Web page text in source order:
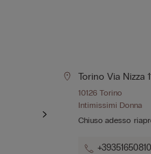
Torino Via Nizza
10126 Torino
Intimissimi Donna
Chiuso adesso